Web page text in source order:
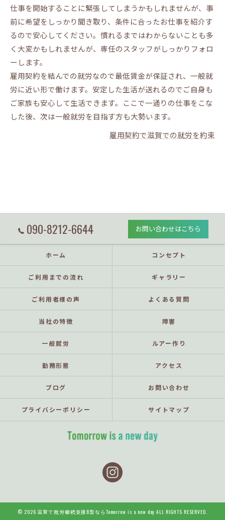
仕事を開始することに緊張してしまうかもしれませんが、事
前に希望をしっかり聞き取り、条件に合ったお仕事を紹介す
るので安心してください。慣れるまではわからないことも多
く大変かもしれませんが、専任のスタッフがしっかりフォロ
ーします。
雇用契約を結んでの就労なので最低賃金が保証され、一般就
労に近い形で働けます。安定した生活が送れるのでご自身も
ご家族も安心して生活できます。ここで一通りの仕事をこな
した後、次は一般就労を目指す方も大勢います。
雇用契約で滋賀での就労を約束
090-8212-6644 お問い合わせはこちら
ホーム コンセプト
ご利用までの流れ ギャラリー
ご利用者様の声 よくある質問
当社の特徴 障害
一般就労 ルアー作り
勤務形態 アクセス
ブログ お問い合わせ
プライバシーポリシー サイトマップ
© 2026 滋賀で就労継続支援B型ならTomorrow is a new day ALL RIGHTS RESERVED.